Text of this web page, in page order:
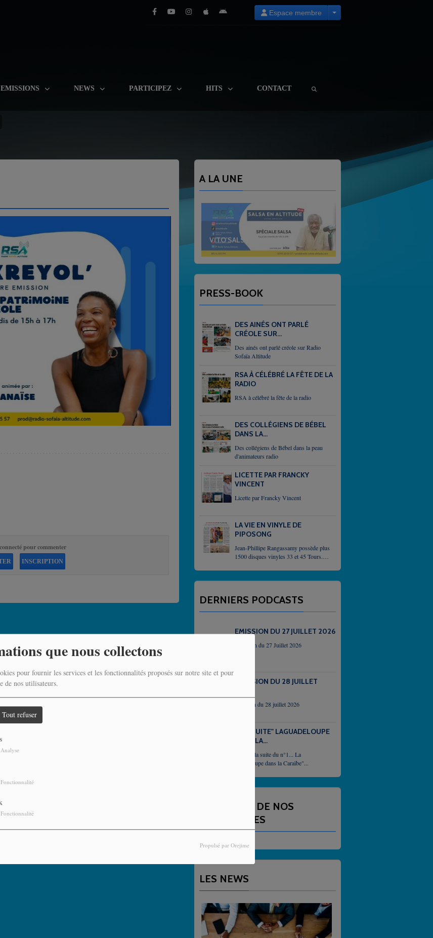
que nous collectons
pour fournir les services et les fonctionnalités proposés sur notre site et pour
de nos utilisateurs.
Tout refuser
Propulsé par Orejime
Espace membre
EMISSIONS NEWS PARTICIPEZ HITS CONTACT
pour commenter
INSCRIPTION
A LA UNE
VITO SALSA EN ALTITUDE GOSPEL
PRESS-BOOK
DES AINÉS ONT PARLÉ
CRÉOLE SUR...
Des ainés ont parlé créole sur Radio
Sofaïa Altitude
RSA À CÉLÉBRÉ LA FÊTE DE LA
RADIO
RSA à célébré la fête de la radio
DES COLLÉGIENS DE BÉBEL
DANS LA...
Des collégiens de Bébel dans la peau
d'animateurs radio
LICETTE PAR FRANCKY
VINCENT
Licette par Francky Vincent
LA VIE EN VINYLE DE
PIPOSONG
Jean-Phillipe Rangassamy possède plus
1500 disques vinyles 33 et 45 Tours. Il
grace, parfois, à des...
DERNIERS PODCASTS
EMISSION DU 27 JUILLET 2026
Emission du 27 Juillet 2026
EMISSION DU 28 JUILLET
emission du 28 juillet 2026
N°2 "SUITE" LAGUADELOUPE
DANS LA...
Et voici la suite du n°1... La
Guadeloupe dans la Caraïbe"...
ANNONCES DE NOS
PARTENAIRES
LES NEWS